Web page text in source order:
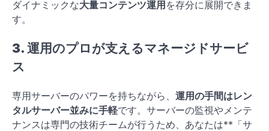
ダイナミックな大量コンテンツ運用 を存分に展開できま
す。
3. 運用のプロが支えるマネージドサービ
ス
専用サーバーのパワーを持ちながら、 運用の手間はレン
タルサーバー並みに手軽です。サーバーの監視やメンテ
ナンスは専門の技術チームが行うため、あなたは**「サ